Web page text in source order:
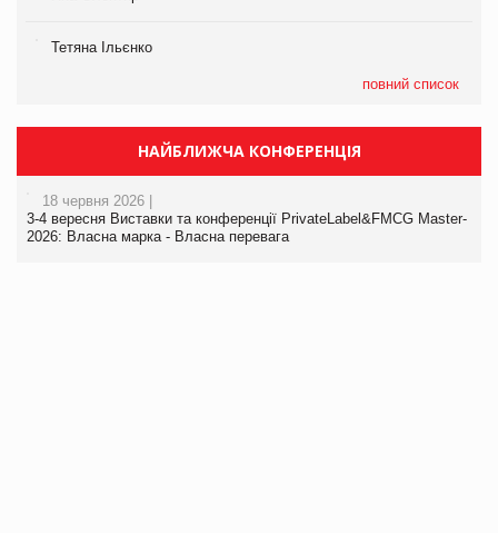
Тетяна Ільєнко
повний список
НАЙБЛИЖЧА КОНФЕРЕНЦІЯ
18 червня 2026 |
3-4 вересня Виставки та конференції PrivateLabel&FMCG Master-
2026: Власна марка - Власна перевага